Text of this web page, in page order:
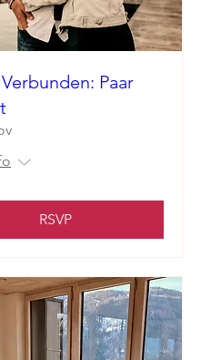
Paar
RSVP